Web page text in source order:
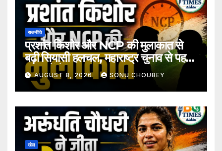
राजनीति
प्रशांत किशोर और NCP की मुलाकात से
बढ़ी सियासी हलचल, महाराष्ट्र चुनाव से पहले
अटकलें तेज
AUGUST 8, 2026 SONU CHOUBEY
खेल